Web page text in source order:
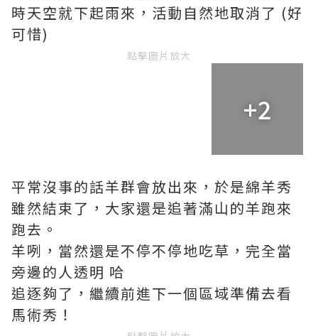
時天空就下起雨來，活動自然地取消了 (好
可惜)
點擊圖片放大
+2
平常沒事的話羊群會放出來，於是綿羊秀
雖然結束了，大家還是追著滿山的羊跑來
跑去。
羊咧，當然還是不停不停地吃草，完全當
旁邊的人透明 哈
追逐夠了，繼續前進下一個區域準備去看
馬術秀！